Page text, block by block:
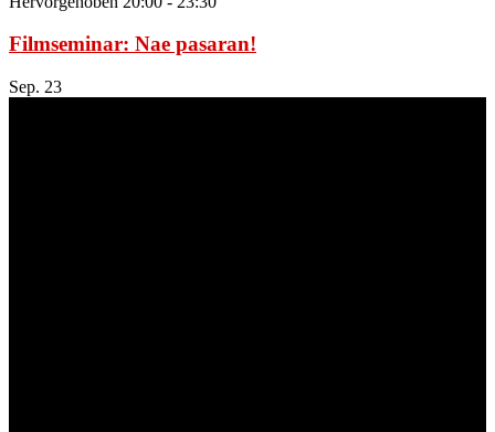
Filmseminar: Nae pasaran!
Sep. 23